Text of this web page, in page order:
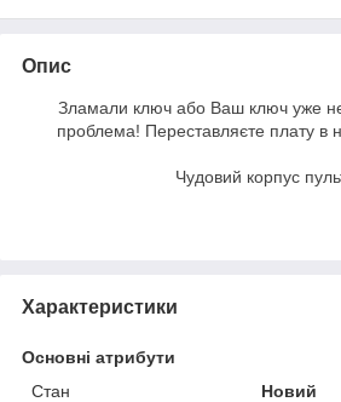
Опис
Зламали ключ або Ваш ключ уже
проблема! Переставляєте плату в
Чудовий корпус
Характеристики
Основні атрибути
Стан
Новий